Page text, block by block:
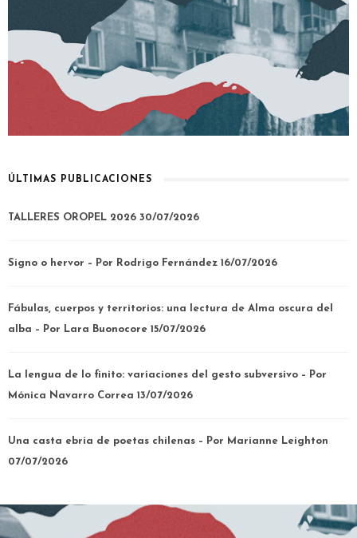
ÚLTIMAS PUBLICACIONES
TALLERES OROPEL 2026 30/07/2026
Signo o hervor – Por Rodrigo Fernández 16/07/2026
Fábulas, cuerpos y territorios: una lectura de Alma oscura del
alba – Por Lara Buonocore 15/07/2026
La lengua de lo finito: variaciones del gesto subversivo – Por
Mónica Navarro Correa 13/07/2026
Una casta ebria de poetas chilenas – Por Marianne Leighton
07/07/2026